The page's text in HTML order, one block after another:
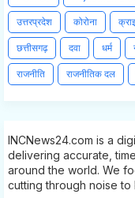
उत्तरप्रदेश कोरोना
छत्तीसगढ़ दवा धर्म
राजनीति राजनीतिक दल
INCNews24.com is a
delivering accurate,
around the world. We
cutting through noise to